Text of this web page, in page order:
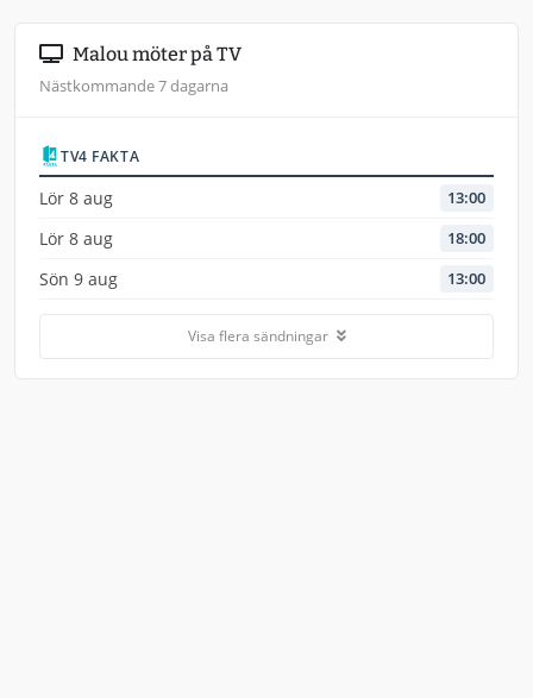
Malou möter på TV
Nästkommande 7 dagarna
TV4 FAKTA
Lör 8 aug 13:00
Lör 8 aug 18:00
Sön 9 aug 13:00
Visa flera sändningar